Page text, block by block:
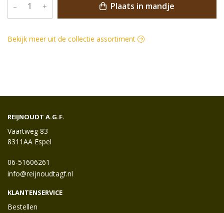
– + Plaats in mandje
Bekijk meer uit de collectie assortiment
REIJNOUDT A.G.F.
Vaartweg 83
8311AA Espel
06-51606261
info@reijnoudtagf.nl
KLANTENSERVICE
Bestellen